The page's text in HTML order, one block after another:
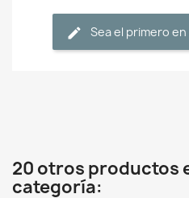
Sea el primero
20 otros productos
categoría: